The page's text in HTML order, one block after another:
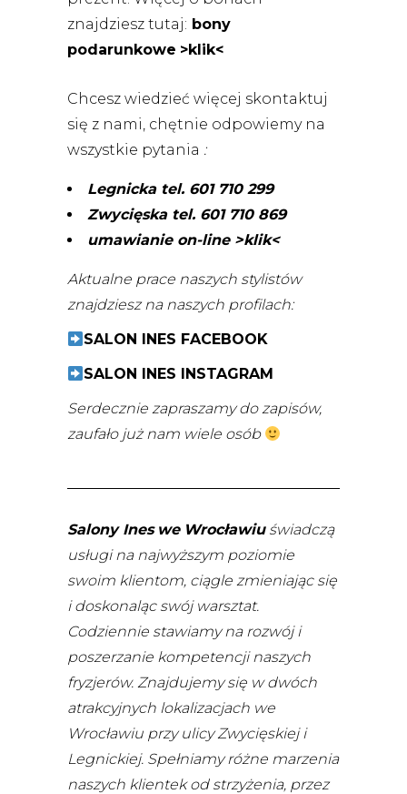
znajdziesz tutaj: bony
podarunkowe >klik<
Chcesz wiedzieć więcej skontaktuj
się z nami, chętnie odpowiemy na
wszystkie pytania :
Legnicka tel. 601 710 299
Zwycięska tel. 601 710 869
umawianie on-line >klik<
Aktualne prace naszych stylistów
znajdziesz na naszych profilach:
SALON INES FACEBOOK
SALON INES INSTAGRAM
Serdecznie zapraszamy do zapisów,
zaufało już nam wiele osób
Salony Ines we Wrocławiuświadczą
usługi na najwyższym poziomie
swoim klientom, ciągle zmieniając się
i doskonaląc swój warsztat.
Codziennie stawiamy na rozwój i
poszerzanie kompetencji naszych
fryzjerów. Znajdujemy się w dwóch
atrakcyjnych lokalizacjach we
Wrocławiu przy ulicy Zwycięskiej i
Legnickiej. Spełniamy różne marzenia
naszych klientek od strzyżenia, przez